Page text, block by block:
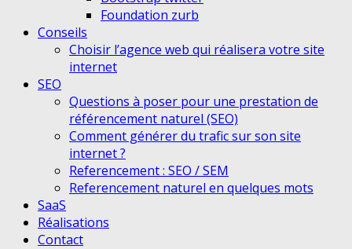
Foundation zurb
Conseils
Choisir l’agence web qui réalisera votre site
internet
SEO
Questions à poser pour une prestation de
référencement naturel (SEO)
Comment générer du trafic sur son site
internet ?
Referencement : SEO / SEM
Referencement naturel en quelques mots
SaaS
Réalisations
Contact